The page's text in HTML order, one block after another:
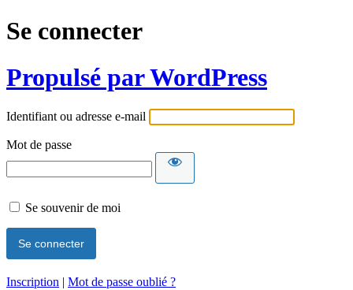
Se connecter
Propulsé par WordPress
Identifiant ou adresse e-mail
Mot de passe
Se souvenir de moi
Inscription | Mot de passe oublié ?